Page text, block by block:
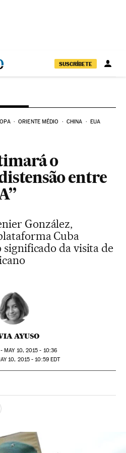
SUSCRÍBETE
ORIENTE MÉDIO CHINA EUA
o
entre
González,
Cuba
significado da visita de
AYUSO
-MAY10, 2015 - 10:36
10, 2015 - 10:59EDT
Sociales